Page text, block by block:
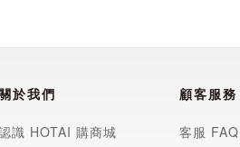
於我們
識 HOTAI 購商城
顧客服務
客服